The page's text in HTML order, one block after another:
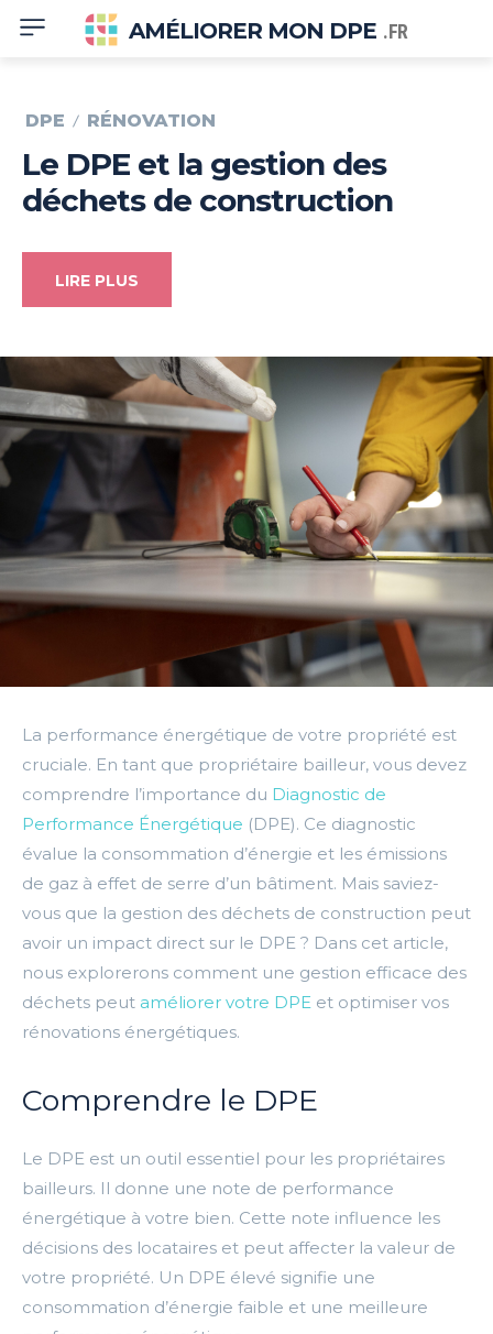
AMÉLIORER MON DPE .FR
DPE RÉNOVATION
Le DPE et la gestion des
déchets de construction
LIRE PLUS
La performance énergétique de votre propriété est
cruciale. En tant que propriétaire bailleur, vous devez
comprendre l’importance du Diagnostic de
Performance Énergétique (DPE). Ce diagnostic
évalue la consommation d’énergie et les émissions
de gaz à effet de serre d’un bâtiment. Mais saviez-
vous que la gestion des déchets de construction peut
avoir un impact direct sur le DPE ? Dans cet article,
nous explorerons comment une gestion efficace des
déchets peut améliorer votre DPE et optimiser vos
rénovations énergétiques.
Comprendre le DPE
Le DPE est un outil essentiel pour les propriétaires
bailleurs. Il donne une note de performance
énergétique à votre bien. Cette note influence les
décisions des locataires et peut affecter la valeur de
votre propriété. Un DPE élevé signifie une
consommation d’énergie faible et une meilleure